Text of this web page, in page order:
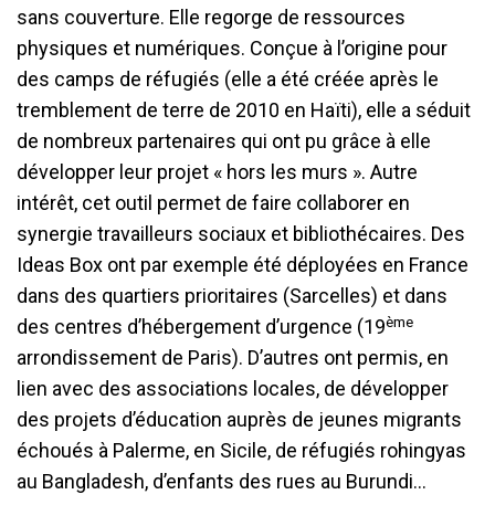
sans couverture. Elle regorge de ressources
physiques et numériques. Conçue à l’origine pour
des camps de réfugiés (elle a été créée après le
tremblement de terre de 2010 en Haïti), elle a séduit
de nombreux partenaires qui ont pu grâce à elle
développer leur projet « hors les murs ». Autre
intérêt, cet outil permet de faire collaborer en
synergie travailleurs sociaux et bibliothécaires. Des
Ideas Box ont par exemple été déployées en France
dans des quartiers prioritaires (Sarcelles) et dans
des centres d’hébergement d’urgence (19ème
arrondissement de Paris). D’autres ont permis, en
lien avec des associations locales, de développer
des projets d’éducation auprès de jeunes migrants
échoués à Palerme, en Sicile, de réfugiés rohingyas
au Bangladesh, d’enfants des rues au Burundi…